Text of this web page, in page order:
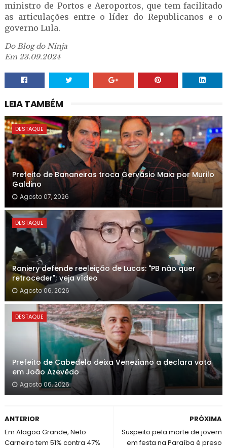
ministro de Portos e Aeroportos, que tem facilitado
as articulações entre o líder do Republicanos e o
governo Lula.
Do Blog do Ninja
Em 23.09.2024
LEIA TAMBÉM
DESTAQUE
Prefeito de Bananeiras troca Gervásio Maia por Murilo
Galdino
Agosto 07, 2026
DESTAQUE
Raniery defende reeleição de Lucas: "PB não quer
retroceder"; veja vídeo
Agosto 06, 2026
DESTAQUE
Prefeito de Cabedelo deixa Veneziano a declara voto
em João Azevêdo
Agosto 06, 2026
PRÓXIMA
Suspeito pela morte de jovem
em festa na Paraíba é preso
ANTERIOR
Em Alagoa Grande, Neto
Carneiro tem 51% contra 47%